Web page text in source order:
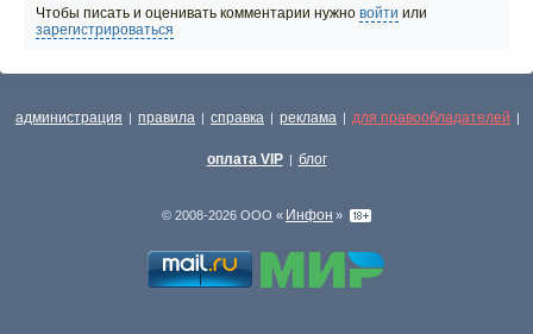
Чтобы писать и оценивать комментарии нужно войти или
зарегистрироваться
администрация | правила | справка | реклама | для правообладателей |
оплата VIP | блог
© 2008-2026 ООО « Инфон »